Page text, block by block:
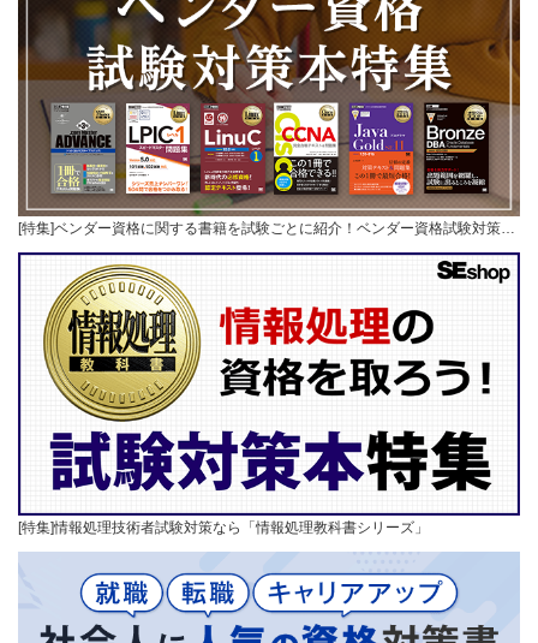
[特集]ベンダー資格に関する書籍を試験ごとに紹介！ベンダー資格試験対策…
[特集]情報処理技術者試験対策なら「情報処理教科書シリーズ」